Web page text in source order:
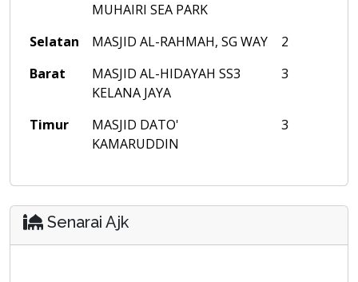
MUHAIRI SEA PARK
Selatan MASJID AL-RAHMAH, SG WAY
2
Barat
MASJID AL-HIDAYAH SS3
KELANA JAYA
3
Timur
MASJID DATO'
KAMARUDDIN
3
Senarai Ajk